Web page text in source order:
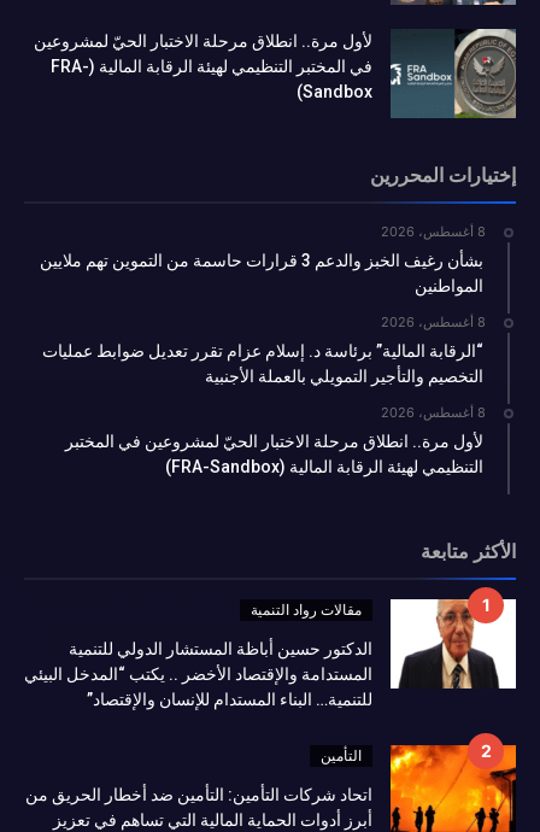
لأول مرة.. انطلاق مرحلة الاختبار الحيّ لمشروعين
في المختبر التنظيمي لهيئة الرقابة المالية (FRA-
Sandbox)
إختيارات المحررين
8 أغسطس، 2026
بشأن رغيف الخبز والدعم 3 قرارات حاسمة من التموين تهم ملايين
المواطنين
8 أغسطس، 2026
“الرقابة المالية” برئاسة د. إسلام عزام تقرر تعديل ضوابط عمليات
التخصيم والتأجير التمويلي بالعملة الأجنبية
8 أغسطس، 2026
لأول مرة.. انطلاق مرحلة الاختبار الحيّ لمشروعين في المختبر
التنظيمي لهيئة الرقابة المالية (FRA-Sandbox)
الأكثر متابعة
مقالات رواد التنمية
الدكتور حسين أباظة المستشار الدولي للتنمية
المستدامة والإقتصاد الأخضر .. يكتب “المدخل البيئي
للتنمية… البناء المستدام للإنسان والإقتصاد”
التأمين
اتحاد شركات التأمين: التأمين ضد أخطار الحريق من
أبرز أدوات الحماية المالية التي تساهم في تعزيز